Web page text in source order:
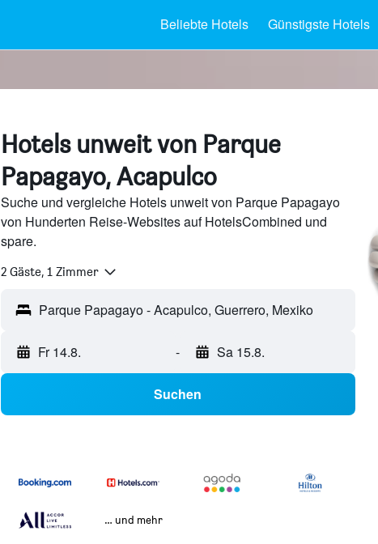
Beliebte Hotels Günstigste Hotels
Hotels unweit von Parque
Papagayo, Acapulco
Suche und vergleiche Hotels unweit von Parque Papagayo
von Hunderten Reise-Websites auf HotelsCombined und
spare.
2 Gäste, 1 Zimmer
Fr 14.8. - Sa 15.8.
Suchen
… und mehr